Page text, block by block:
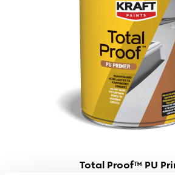
Total Proof™ PU